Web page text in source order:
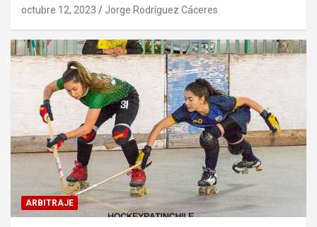
octubre 12, 2023 Jorge Rodríguez Cáceres
ARBITRAJE